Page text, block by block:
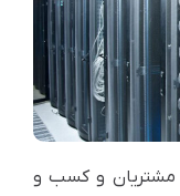
مشتریان و کسب و